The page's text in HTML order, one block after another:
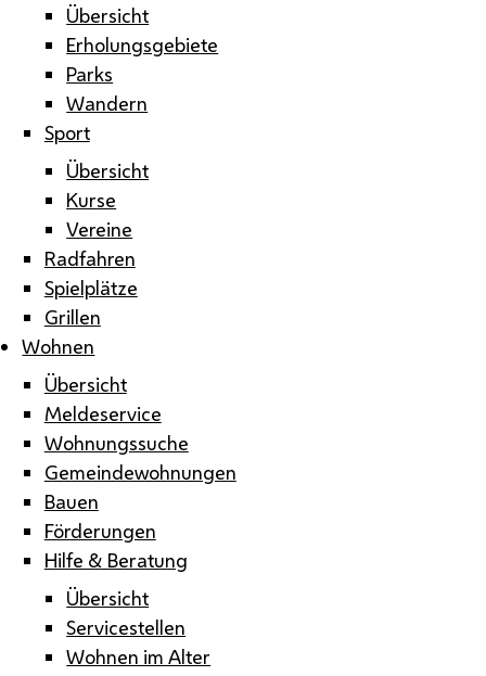
Übersicht
Erholungsgebiete
Parks
Wandern
Sport
Übersicht
Kurse
Vereine
Radfahren
Spielplätze
Grillen
Wohnen
Übersicht
Meldeservice
Wohnungssuche
Gemeindewohnungen
Bauen
Förderungen
Hilfe & Beratung
Übersicht
Servicestellen
Wohnen im Alter